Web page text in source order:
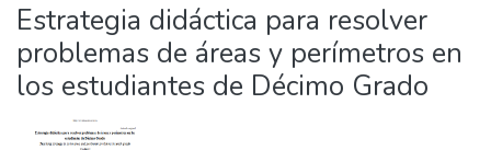
All of DSpace
Statistics
Estrategia didáctica para resolver
problemas de áreas y perímetros en
los estudiantes de Décimo Grado